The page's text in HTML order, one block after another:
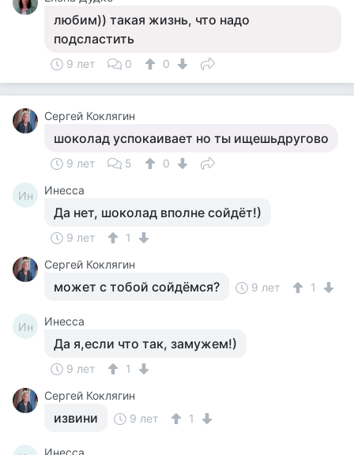
любим)) такая жизнь, что надо
подсластить
9 лет 0 0
Сергей Коклягин
шоколад успокаивает но ты ищешьдругово
9 лет 5 0
Ин Инесса
Да нет, шоколад вполне сойдёт!)
9 лет
1
Сергей Коклягин
может с тобой сойдёмся? 9 лет 1
Ин Инесса
Да я,если что так, замужем!)
9 лет
1
Сергей Коклягин
извини 9 лет 1
Инесса